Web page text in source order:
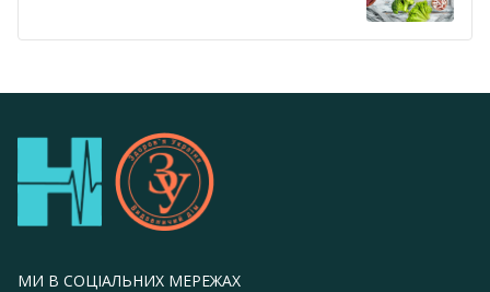
МИ В СОЦІАЛЬНИХ МЕРЕЖАХ